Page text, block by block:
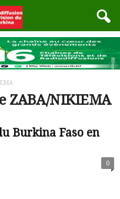
ZABA/NIKIEMA
Burkina Faso en
0